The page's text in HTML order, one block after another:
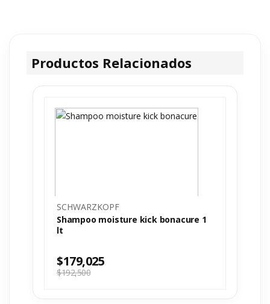
Productos Relacionados
SCHWARZKOPF
Shampoo moisture kick bonacure 1
lt
$192,500
$179,025